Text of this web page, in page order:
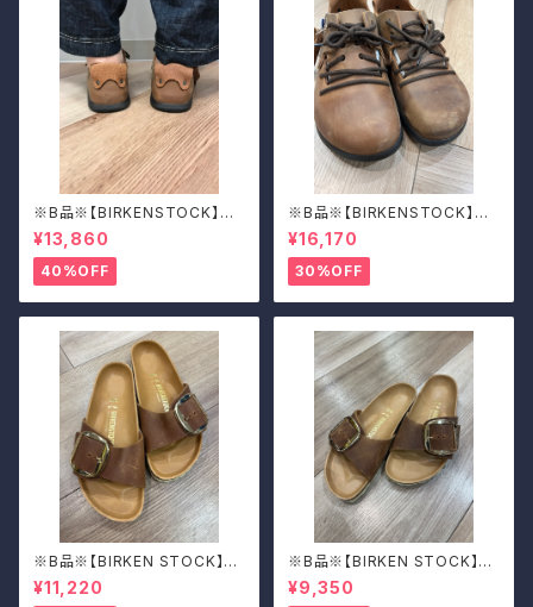
※B品※【BIRKENSTOCK】Mo
ntana/CUOIO 37
¥13,860
40%OFF
※B品※【BIRKENSTOCK】Mo
ntana/CUOIO 39
¥16,170
30%OFF
※B品※【BIRKEN STOCK】M
adrid Big Buckle/マドリッド
ビッグバックル 39
¥11,220
※B品※【BIRKEN STOCK】M
adrid Big Buckle/マドリッド
ビッグバックル 39
¥9,350